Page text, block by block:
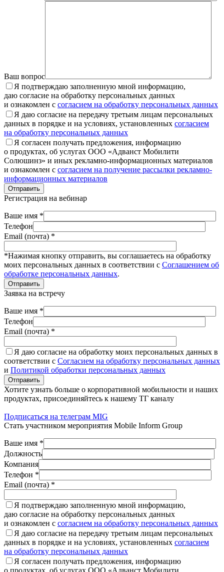
Ваш вопрос
Я подтверждаю заполненную мной информацию,
даю согласие на обработку персональных данных
и ознакомлен с согласием на обработку персональных данных
Я даю согласие на передачу третьим лицам персональных
данных в порядке и на условиях, установленных согласием
на обработку персональных данных
Я согласен получать предложения, информацию
о продуктах, об услугах ООО «Адванст Мобилити
Солюшинз» и иных рекламно-информационных материалов
и ознакомлен с согласием на получение рассылки рекламно-
информационных материалов
Отправить
Регистрация на вебинар
Ваше имя *
Телефон
Email (почта) *
*Нажимая кнопку отправить, вы соглашаетесь на обработку
моих персональных данных в соответствии с Соглашением об
обработке персональных данных.
Отправить
Заявка на встречу
Ваше имя *
Телефон
Email (почта) *
Я даю согласие на обработку моих персональных данных в
соответствии с Согласием на обработку персональных данных
и Политикой обработки персональных данных
Отправить
Хотите узнать больше о корпоративной мобильности и наших
продуктах, присоединяйтесь к нашему ТГ каналу
Подписаться на телеграм MIG
Стать участником мероприятия Mobile Inform Group
Ваше имя *
Должность
Компания
Телефон *
Email (почта) *
Я подтверждаю заполненную мной информацию,
даю согласие на обработку персональных данных
и ознакомлен с согласием на обработку персональных данных
Я даю согласие на передачу третьим лицам персональных
данных в порядке и на условиях, установленных согласием
на обработку персональных данных
Я согласен получать предложения, информацию
о продуктах, об услугах ООО «Адванст Мобилити